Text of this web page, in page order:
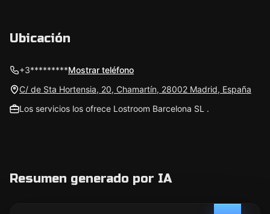
Ubicación
+3*********Mostrar teléfono
C/ de Sta Hortensia, 20, Chamartín, 28002 Madrid, España
Los servicios los ofrece Lostroom Barcelona SL .
Resumen generado por IA